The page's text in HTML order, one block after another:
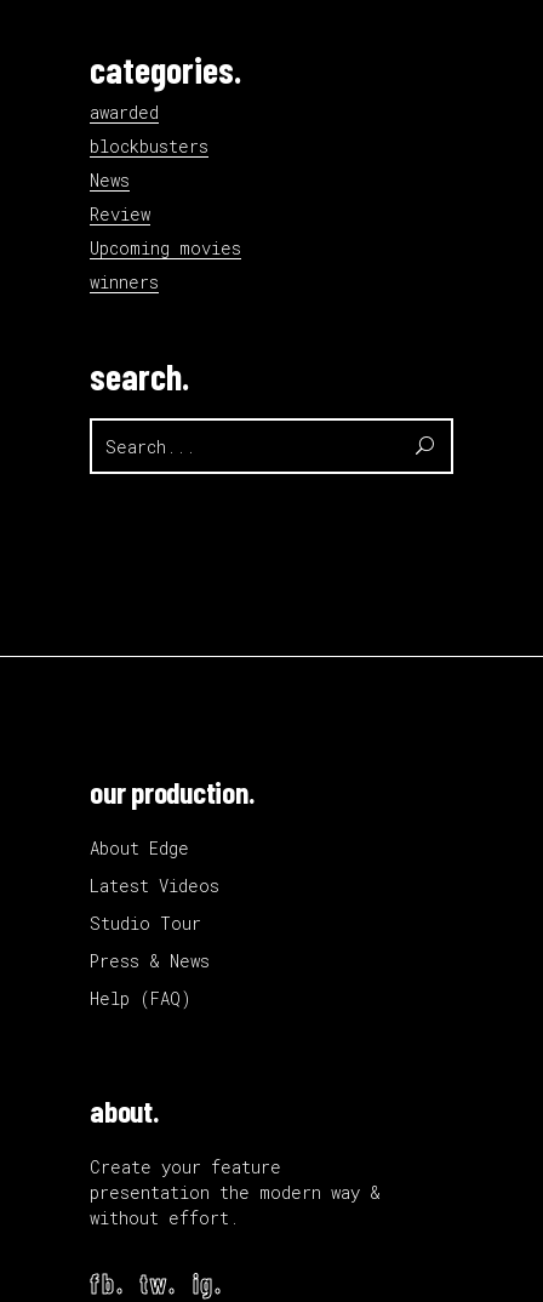
categories.
awarded
blockbusters
News
Review
Upcoming movies
winners
search.
for:
our production.
About Edge
Latest Videos
Studio Tour
Press & News
Help (FAQ)
about.
Create your feature
presentation the modern way &
without effort.
fb. tw. ig.